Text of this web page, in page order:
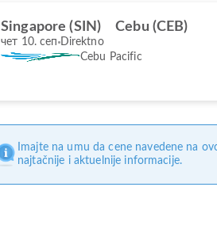
Singapore (SIN) Cebu (CEB)
чет 10. сеп Direktno
Cebu Pacific
Imajte na umu da cene navedene na
najtačnije i aktuelnije informacije.